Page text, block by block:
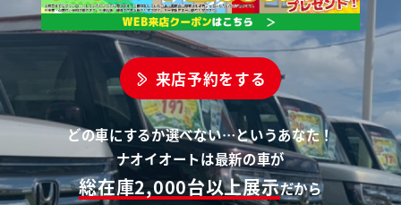
来店予約をする
どの車にするか選べない…というあなた！
ナオイオートは最新の車が
総在庫2,000台以上展示だから